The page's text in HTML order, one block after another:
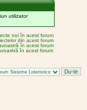
utilizator
noi în acest forum
din acest forum
în acest forum
în acest forum